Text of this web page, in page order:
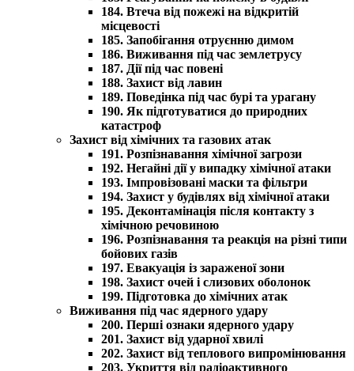
184. Втеча від пожежі на відкритій
місцевості
185. Запобігання отруєнню димом
186. Виживання під час землетрусу
187. Дії під час повені
188. Захист від лавин
189. Поведінка під час бурі та урагану
190. Як підготуватися до природних
катастроф
Захист від хімічних та газових атак
191. Розпізнавання хімічної загрози
192. Негайні дії у випадку хімічної атаки
193. Імпровізовані маски та фільтри
194. Захист у будівлях від хімічної атаки
195. Деконтамінація після контакту з
хімічною речовиною
196. Розпізнавання та реакція на різні типи
бойових газів
197. Евакуація із зараженої зони
198. Захист очей і слизових оболонок
199. Підготовка до хімічних атак
Виживання під час ядерного удару
200. Перші ознаки ядерного удару
201. Захист від ударної хвилі
202. Захист від теплового випромінювання
203. Укриття від радіоактивного